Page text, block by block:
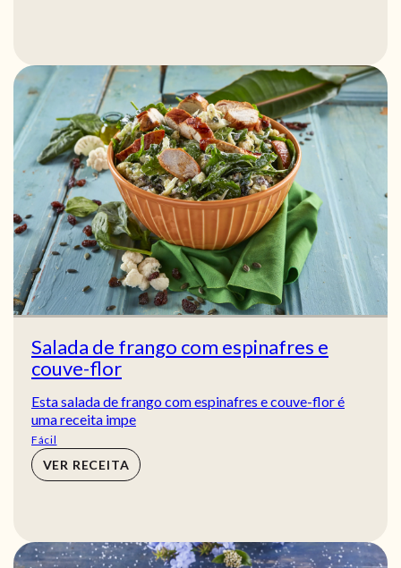
Salada de frango com espinafres e
couve-flor
Esta salada de frango com espinafres e couve-flor é
uma receita impe
Fácil
VER RECEITA